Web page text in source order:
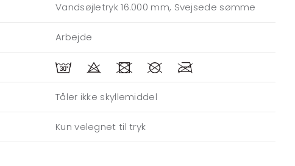
Vandsøjletryk 16.000 mm, Svejsede sømme
Arbejde
Tåler ikke skyllemiddel
Kun velegnet til tryk